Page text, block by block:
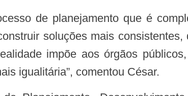
soluções mais
impõe aos órgãos
igualitária”, comentou César.